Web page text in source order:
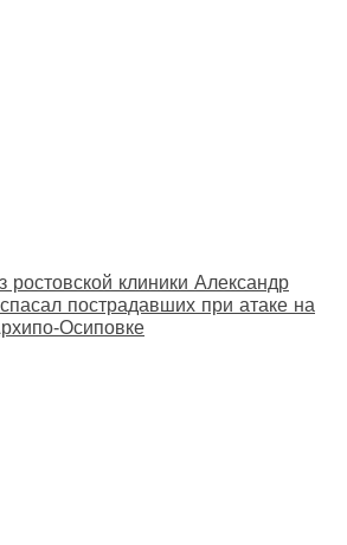
ростовской клиники Александр
пострадавших при атаке на